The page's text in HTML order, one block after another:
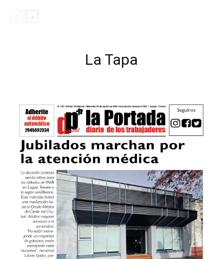
La Tapa